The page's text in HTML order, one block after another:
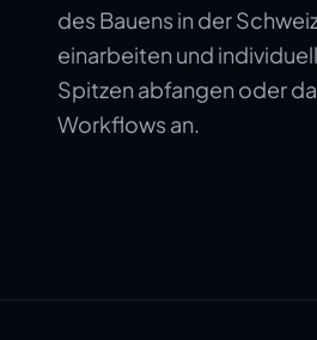
des Bauens in der
einarbeiten und
Spitzen abfangen oder
Workflows an.